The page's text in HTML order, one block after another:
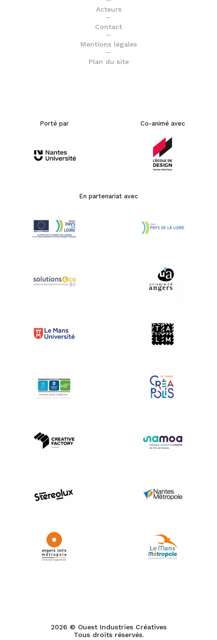
Acteurs
Contact
Mentions légales
Plan du site
Porté par Co-animé avec
En partenariat avec
2026 © Ouest Industries Créatives
Tous droits réservés.